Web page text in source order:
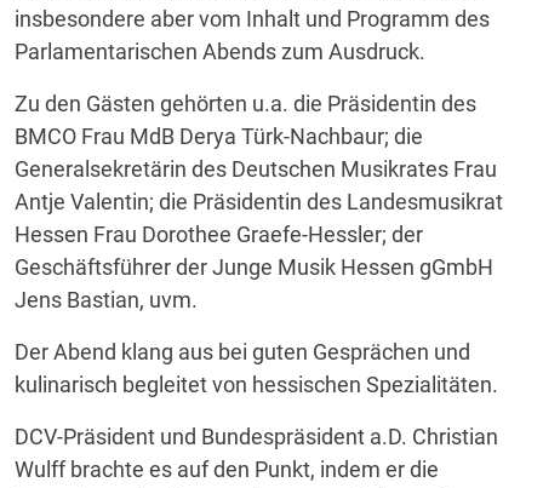
insbesondere aber vom Inhalt und Programm des
Parlamentarischen Abends zum Ausdruck.
Zu den Gästen gehörten u.a. die Präsidentin des
BMCO Frau MdB Derya Türk-Nachbaur; die
Generalsekretärin des Deutschen Musikrates Frau
Antje Valentin; die Präsidentin des Landesmusikrat
Hessen Frau Dorothee Graefe-Hessler; der
Geschäftsführer der Junge Musik Hessen gGmbH
Jens Bastian, uvm.
Der Abend klang aus bei guten Gesprächen und
kulinarisch begleitet von hessischen Spezialitäten.
DCV-Präsident und Bundespräsident a.D. Christian
Wulff brachte es auf den Punkt, indem er die